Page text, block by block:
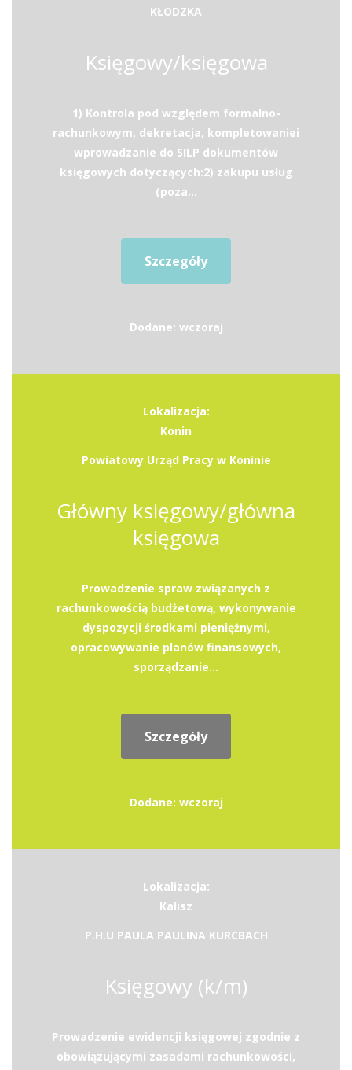
KŁODZKA
Księgowy/księgowa
1) Kontrola pod względem formalno-
rachunkowym, dekretacja, kompletowaniei
wprowadzanie do SILP dokumentów
księgowych dotyczących:2) zakupu usług
(poza...
Szczegóły
Dodane: wczoraj
Lokalizacja:
Konin
Powiatowy Urząd Pracy w Koninie
Główny księgowy/główna
księgowa
Prowadzenie spraw związanych z
rachunkowością budżetową, wykonywanie
dyspozycji środkami pieniężnymi,
opracowywanie planów finansowych,
sporządzanie...
Szczegóły
Dodane: wczoraj
Lokalizacja:
Kalisz
P.H.U PAULA PAULINA KURCBACH
Księgowy (k/m)
Prowadzenie ewidencji księgowej zgodnie z
obowiązującymi zasadami rachunkowości,